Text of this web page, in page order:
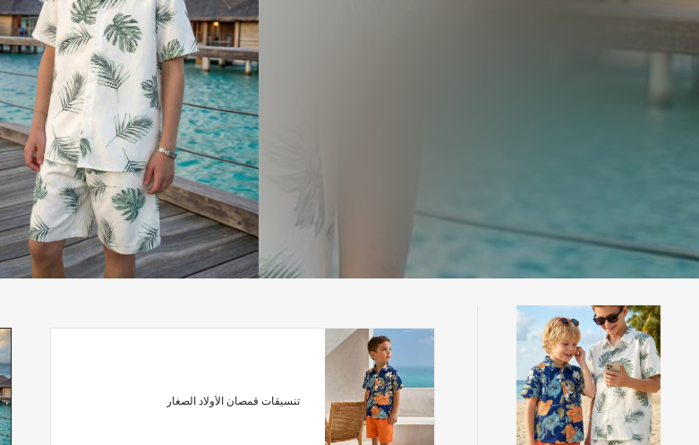
تنسيقات قمصان الأولاد الصغار